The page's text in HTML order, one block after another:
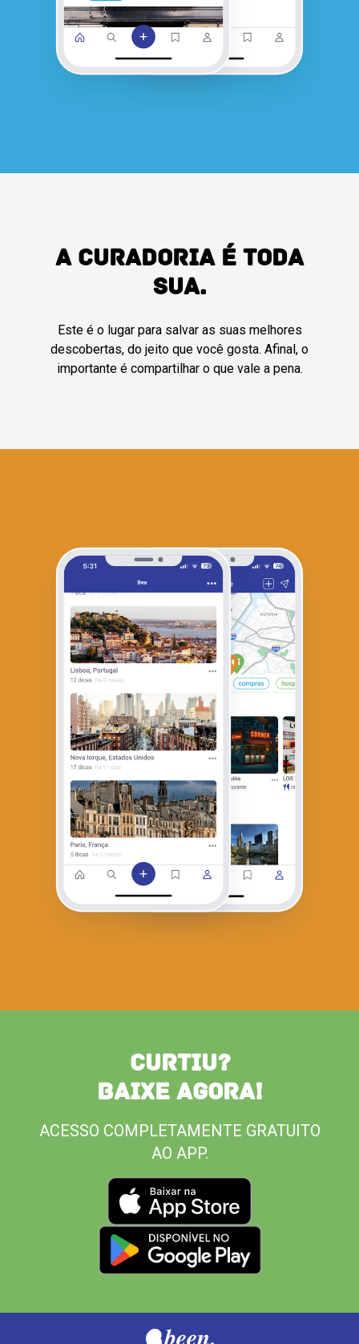
A CURADORIA É TODA
SUA.
Este é o lugar para salvar as suas melhores
descobertas, do jeito que você gosta. Afinal, o
importante é compartilhar o que vale a pena.
CURTIU?
BAIXE AGORA!
ACESSO COMPLETAMENTE GRATUITO
AO APP.